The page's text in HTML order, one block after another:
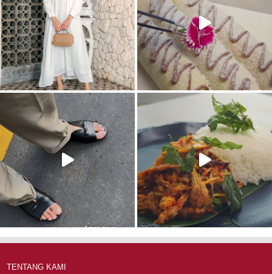
TENTANG KAMI